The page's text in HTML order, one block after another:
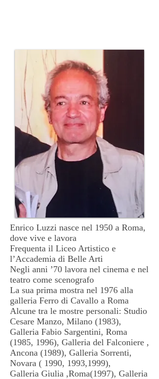
Enrico Luzzi nasce nel 1950 a Roma,
dove vive e lavora
Frequenta il Liceo Artistico e
l’Accademia di Belle Arti
Negli anni ’70 lavora nel cinema e nel
teatro come scenografo
La sua prima mostra nel 1976 alla
galleria Ferro di Cavallo a Roma
Alcune tra le mostre personali: Studio
Cesare Manzo, Milano (1983),
Galleria Fabio Sargentini, Roma
(1985, 1996), Galleria del Falconiere ,
Ancona (1989), Galleria Sorrenti,
Novara ( 1990, 1993,1999),
Galleria Giulia ,Roma(1997), Galleria